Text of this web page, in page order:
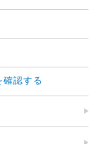
確認する